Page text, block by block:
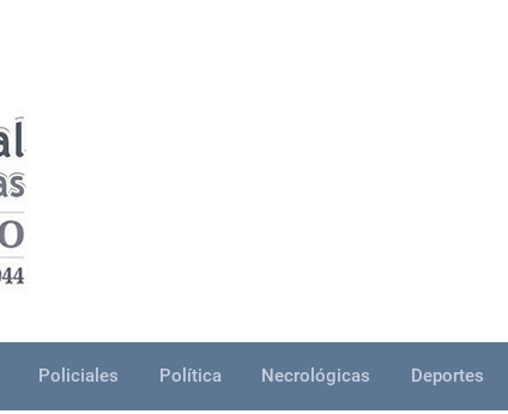
Policiales Política Necrológicas Deportes